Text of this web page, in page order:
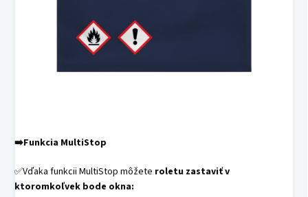
➡️Funkcia MultiStop
✅Vďaka funkcii MultiStop môžete roletu zastaviť v
ktoromkoľvek bode okna: